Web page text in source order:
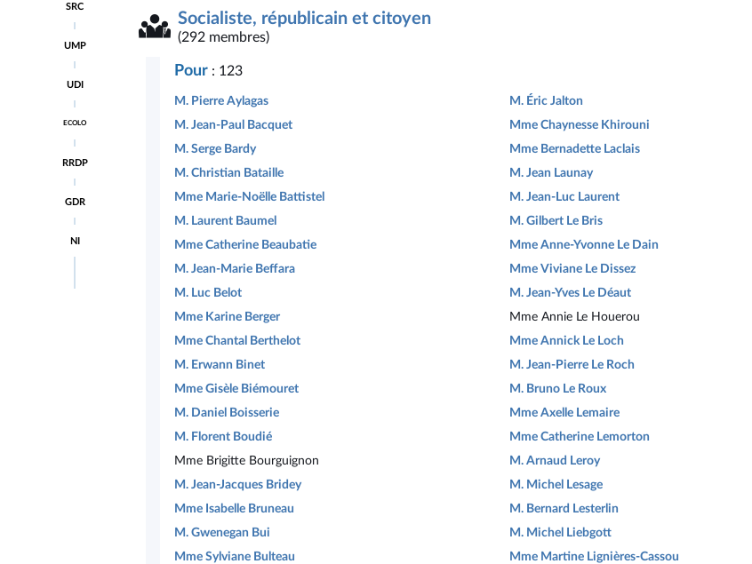
à la
page
du
Socialiste,
républicain
citoyen
SRC
à la
page
du
Union
pour
Mouvement
Populaire
UMP
à la
page
du
Union
des
et
indépendants
UDI
à la
page
du
Écologiste
ECOLO
à la
page
du
Radical,
républicain,
RRDP
à la
page
du
et
GDR
à la
page
groupe
NI
Socialiste, républicain et citoyen
(292 membres)
Pour : 123
M. Pierre Aylagas
M. Jean-Paul Bacquet
M. Serge Bardy
M. Christian Bataille
Mme Marie-Noëlle Battistel
M. Laurent Baumel
Mme Catherine Beaubatie
M. Jean-Marie Beffara
M. Luc Belot
Mme Karine Berger
Mme Chantal Berthelot
M. Erwann Binet
Mme Gisèle Biémouret
M. Daniel Boisserie
M. Florent Boudié
Mme Brigitte Bourguignon
M. Jean-Jacques Bridey
Mme Isabelle Bruneau
M. Gwenegan Bui
Mme Sylviane Bulteau
M. Éric Jalton
Mme Chaynesse Khirouni
Mme Bernadette Laclais
M. Jean Launay
M. Jean-Luc Laurent
M. Gilbert Le Bris
Mme Anne-Yvonne Le Dain
Mme Viviane Le Dissez
M. Jean-Yves Le Déaut
Mme Annie Le Houerou
Mme Annick Le Loch
M. Jean-Pierre Le Roch
M. Bruno Le Roux
Mme Axelle Lemaire
Mme Catherine Lemorton
M. Arnaud Leroy
M. Michel Lesage
M. Bernard Lesterlin
M. Michel Liebgott
Mme Martine Lignières-Cassou